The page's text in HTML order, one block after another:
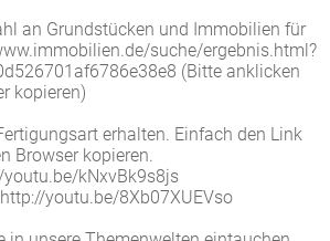
an Grundstücken und Immobilien für
suche/ergebnis.html?
(Bitte anklicken
kopieren)
erhalten. Einfach den Link
Browser kopieren.
kNxvBk9s8js
youtu.be/8Xb07XUEVso